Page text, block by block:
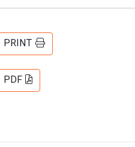
PRINT
PDF